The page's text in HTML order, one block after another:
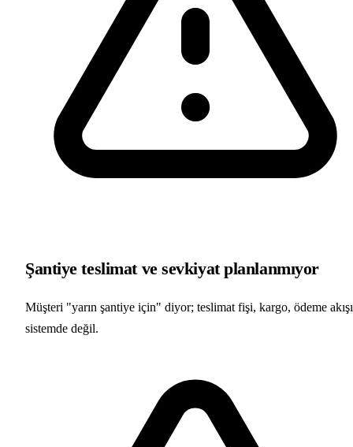
Şantiye teslimat ve sevkiyat planlanmıyor
Müşteri "yarın şantiye için" diyor; teslimat fişi, kargo, ödeme akışı
sistemde değil.